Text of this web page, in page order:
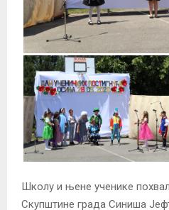
Школу и њене ученике
Скупштине града Синиша